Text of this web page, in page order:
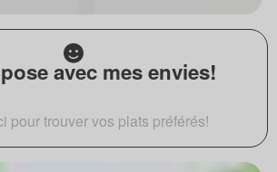
avec mes envies!
pour trouver vos plats préférés!